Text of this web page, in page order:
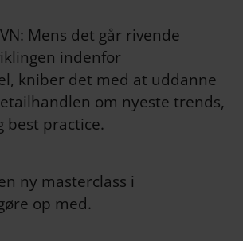
Mens det går rivende
indenfor
kniber det med at uddanne
om nyeste trends,
best practice.
ny masterclass i
op med.